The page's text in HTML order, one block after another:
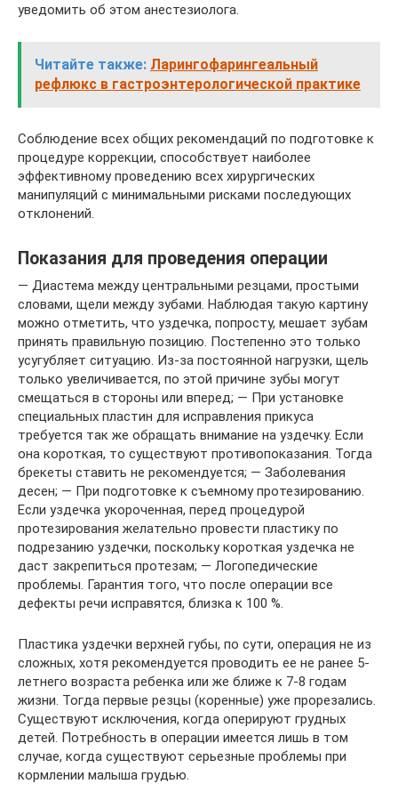
уведомить об этом анестезиолога.
Читайте также: Ларингофарингеальный
рефлюкс в гастроэнтерологической практике
Соблюдение всех общих рекомендаций по подготовке к
процедуре коррекции, способствует наиболее
эффективному проведению всех хирургических
манипуляций с минимальными рисками последующих
отклонений.
Показания для проведения операции
— Диастема между центральными резцами, простыми
словами, щели между зубами. Наблюдая такую картину
можно отметить, что уздечка, попросту, мешает зубам
принять правильную позицию. Постепенно это только
усугубляет ситуацию. Из-за постоянной нагрузки, щель
только увеличивается, по этой причине зубы могут
смещаться в стороны или вперед; — При установке
специальных пластин для исправления прикуса
требуется так же обращать внимание на уздечку. Если
она короткая, то существуют противопоказания. Тогда
брекеты ставить не рекомендуется; — Заболевания
десен; — При подготовке к съемному протезированию.
Если уздечка укороченная, перед процедурой
протезирования желательно провести пластику по
подрезанию уздечки, поскольку короткая уздечка не
даст закрепиться протезам; — Логопедические
проблемы. Гарантия того, что после операции все
дефекты речи исправятся, близка к 100 %.
Пластика уздечки верхней губы, по сути, операция не из
сложных, хотя рекомендуется проводить ее не ранее 5-
летнего возраста ребенка или же ближе к 7-8 годам
жизни. Тогда первые резцы (коренные) уже прорезались.
Существуют исключения, когда оперируют грудных
детей. Потребность в операции имеется лишь в том
случае, когда существуют серьезные проблемы при
кормлении малыша грудью.